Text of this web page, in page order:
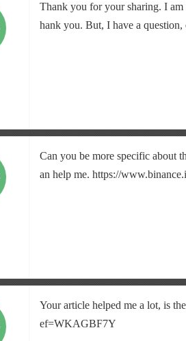
Thank you for your sharing. I
hank you. But, I have a question,
Can you be more specific about
an help me. https://
Your article helped me a lot, is
ef=WKAGBF7Y